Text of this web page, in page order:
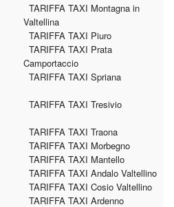
TARIFFA TAXI Montagna in
Valtellina
TARIFFA TAXI Piuro
TARIFFA TAXI Prata
Camportaccio
TARIFFA TAXI Spriana
TARIFFA TAXI Tresivio
TARIFFA TAXI Traona
TARIFFA TAXI Morbegno
TARIFFA TAXI Mantello
TARIFFA TAXI Andalo Valtellino
TARIFFA TAXI Cosio Valtellino
TARIFFA TAXI Ardenno